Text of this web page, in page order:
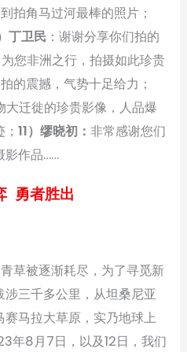
拍角马过河最棒的照片；
丁卫民 ：谢谢分享你们拍的
为您非洲之行，拍摄如此珍贵
拍的震撼，气势十足给力；
大迁徙的珍贵影像，人品爆
；11）缪晓初：非常感谢您们
影作品……
勇者胜出
草被逐渐耗尽，为了寻觅新
三千多公里，从坦桑尼亚
马拉大草原，实乃地球上
年8月7日，以及12日，我们